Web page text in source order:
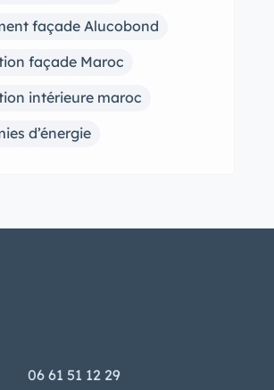
façade Alucobond
façade Maroc
intérieure maroc
d’énergie
06 61 51 12 29